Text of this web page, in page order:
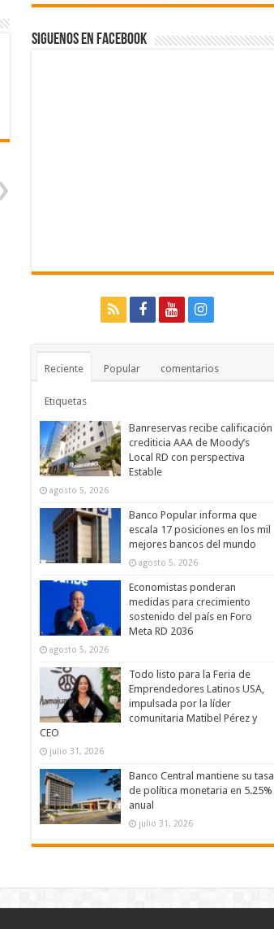
Siguenos en Facebook
Reciente Popular comentarios
Etiquetas
Banreservas recibe calificación
crediticia AAA de Moody’s
Local RD con perspectiva
Estable
agosto 5, 2026
Banco Popular informa que
escala 17 posiciones en los mil
mejores bancos del mundo
agosto 5, 2026
Economistas ponderan
medidas para crecimiento
sostenido del país en Foro
Meta RD 2036
agosto 5, 2026
Todo listo para la Feria de
Emprendedores Latinos USA,
impulsada por la líder
comunitaria Matibel Pérez y
CEO
julio 31, 2026
Banco Central mantiene su tasa
de política monetaria en 5.25%
anual
julio 31, 2026